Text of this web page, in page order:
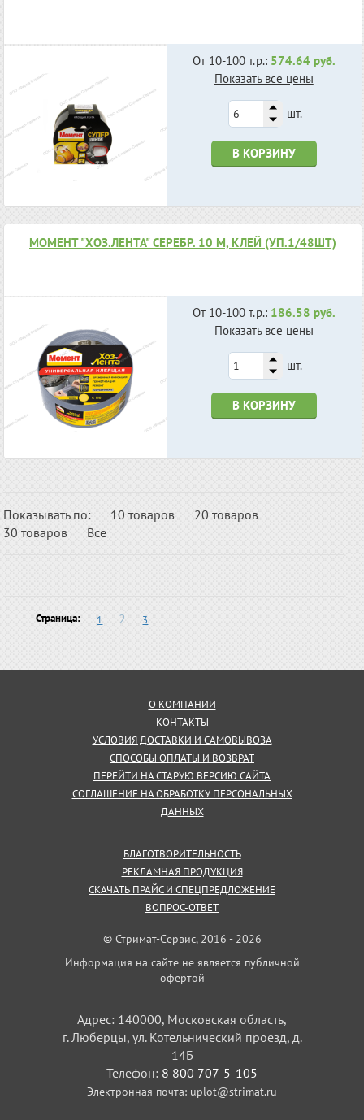
От 10-100 т.р.: 574.64 руб.
Показать все цены
шт.
В КОРЗИНУ
МОМЕНТ "ХОЗ.ЛЕНТА" СЕРЕБР. 10 М, КЛЕЙ (УП.1/48ШТ)
От 10-100 т.р.: 186.58 руб.
Показать все цены
шт.
В КОРЗИНУ
Показывать по: 10 товаров
20 товаров
30 товаров
Все
Страница: 1 2 3
О КОМПАНИИ
КОНТАКТЫ
УСЛОВИЯ ДОСТАВКИ И САМОВЫВОЗА
СПОСОБЫ ОПЛАТЫ И ВОЗВРАТ
ПЕРЕЙТИ НА СТАРУЮ ВЕРСИЮ САЙТА
СОГЛАШЕНИЕ НА ОБРАБОТКУ ПЕРСОНАЛЬНЫХ
ДАННЫХ
БЛАГОТВОРИТЕЛЬНОСТЬ
РЕКЛАМНАЯ ПРОДУКЦИЯ
СКАЧАТЬ ПРАЙС И СПЕЦПРЕДЛОЖЕНИЕ
ВОПРОС-ОТВЕТ
© Стримат-Сервис, 2016 - 2026
Информация на сайте не является публичной
офертой
Адрес: 140000, Московская область,
г. Люберцы, ул. Котельнический проезд, д.
14Б
Телефон: 8 800 707-5-105
Электронная почта: uplot@strimat.ru